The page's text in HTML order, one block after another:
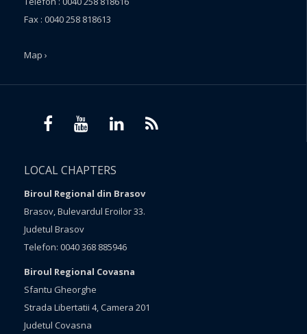
Fax : 0040 258 818613
Map ›
LOCAL CHAPTERS
Biroul Regional din Brasov
Brasov, Bulevardul Eroilor 33.
Judetul Brasov
Telefon: 0040 368 885946
Biroul Regional Covasna
Sfantu Gheorghe
Strada Libertatii 4, Camera 201
Judetul Covasna